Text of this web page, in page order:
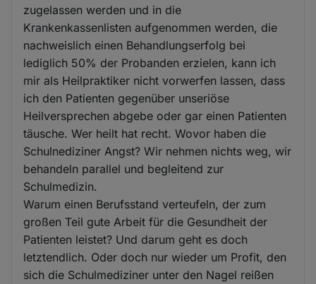
zugelassen werden und in die
Krankenkassenlisten aufgenommen werden, die
nachweislich einen Behandlungserfolg bei
lediglich 50% der Probanden erzielen, kann ich
mir als Heilpraktiker nicht vorwerfen lassen, dass
ich den Patienten gegenüber unseriöse
Heilversprechen abgebe oder gar einen Patienten
täusche. Wer heilt hat recht. Wovor haben die
Schulnediziner Angst? Wir nehmen nichts weg, wir
behandeln parallel und begleitend zur
Schulmedizin.
Warum einen Berufsstand verteufeln, der zum
großen Teil gute Arbeit für die Gesundheit der
Patienten leistet? Und darum geht es doch
letztendlich. Oder doch nur wieder um Profit, den
sich die Schulmediziner unter den Nagel reißen